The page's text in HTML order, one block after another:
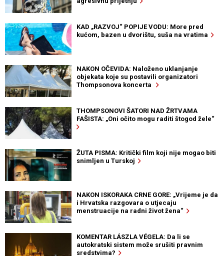
KAD „RAZVOJ“ POPIJE VODU: More pred
kućom, bazen u dvorištu, suša na vratima
NAKON OČEVIDA: Naloženo uklanjanje
objekata koje su postavili organizatori
Thompsonova koncerta
THOMPSONOVI ŠATORI NAD ŽRTVAMA
FAŠISTA: „Oni očito mogu raditi štogod žele“
ŽUTA PISMA: Kritički film koji nije mogao biti
snimljen u Turskoj
NAKON ISKORAKA CRNE GORE: „Vrijeme je da
i Hrvatska razgovara o utjecaju
menstruacije na radni život žena“
KOMENTAR LÁSZLA VÉGELA: Da li se
autokratski sistem može srušiti pravnim
sredstvima?